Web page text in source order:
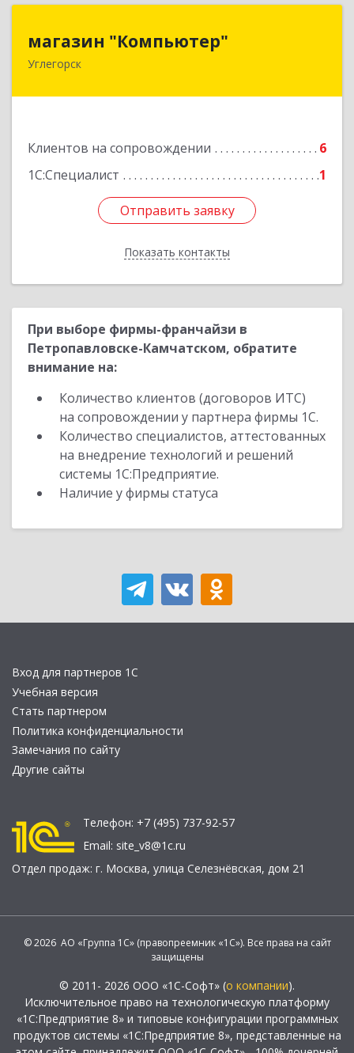
магазин "Компьютер"
Углегорск
Клиентов на сопровождении
6
1С:Специалист
1
Отправить заявку
Показать контакты
694920, Сахалинская обл, Углегорский р-н,
Отправить заявку
Назад
При выборе фирмы-франчайзи в
Петропавловске-Камчатском, обратите
внимание на:
Количество клиентов (договоров ИТС)
на сопровождении у партнера фирмы 1С.
Количество специалистов, аттестованных
на внедрение технологий и решений
системы 1С:Предприятие.
Наличие у фирмы статуса
Вход для партнеров 1С
Учебная версия
Стать партнером
Политика конфиденциальности
Замечания по сайту
Другие сайты
Телефон: +7 (495) 737-92-57
Email: site_v8@1c.ru
Отдел продаж: г. Москва, улица Селезнёвская, дом 21
© 2026 АО «Группа 1С» (правопреемник «1С»). Все права на сайт
защищены
© 2011- 2026 ООО «1С-Софт» (о компании).
Исключительное право на технологическую платформу
«1С:Предприятие 8» и типовые конфигурации программных
продуктов системы «1С:Предприятие 8», представленные на